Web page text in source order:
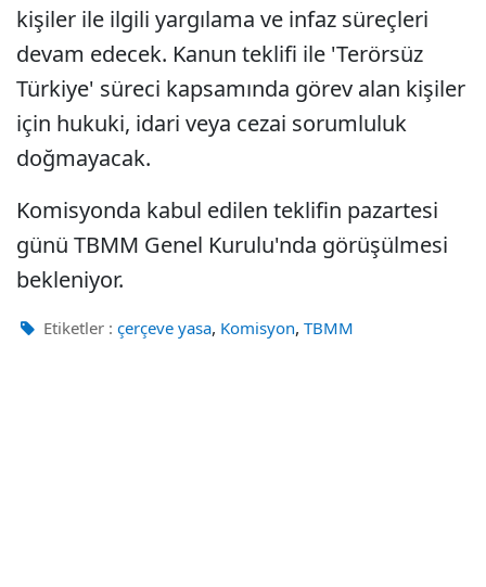
kişiler ile ilgili yargılama ve infaz süreçleri
devam edecek. Kanun teklifi ile 'Terörsüz
Türkiye' süreci kapsamında görev alan kişiler
için hukuki, idari veya cezai sorumluluk
doğmayacak.
Komisyonda kabul edilen teklifin pazartesi
günü TBMM Genel Kurulu'nda görüşülmesi
bekleniyor.
Etiketler : çerçeve yasa, Komisyon, TBMM